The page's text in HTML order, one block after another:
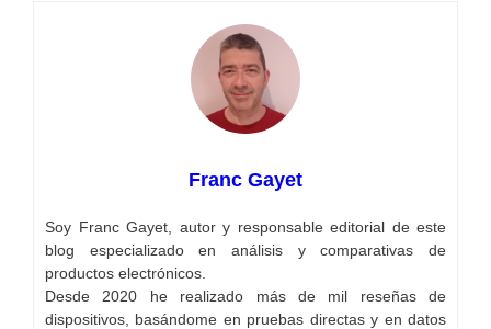
Franc Gayet
Soy Franc Gayet, autor y responsable editorial de este
blog especializado en análisis y comparativas de
productos electrónicos.
Desde 2020 he realizado más de mil reseñas de
dispositivos, basándome en pruebas directas y en datos